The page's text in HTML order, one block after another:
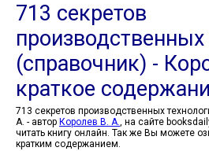
713 секретов
производственных
(справочник) -
краткое
713 секретов производственных
А. - автор Королев В. А., на сайте
читать книгу онлайн. Так же Вы можете
кратким содержанием.